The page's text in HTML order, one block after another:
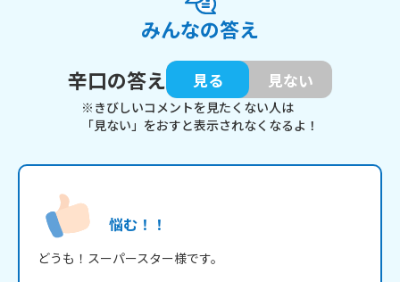
みんなの答え
辛口の答え
見る 見ない
※きびしいコメントを見たくない人は
「見ない」をおすと表示されなくなるよ！
悩む！！